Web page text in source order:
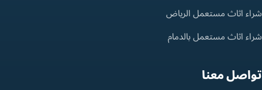
شراء اثاث مستعمل الرياض
شراء اثاث مستعمل بالدمام
تواصل معنا